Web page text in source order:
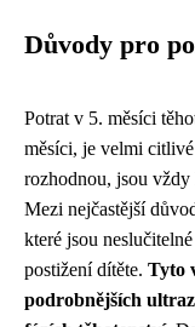
Důvody pro
Potrat v 5. měsíci
měsíci, je velmi
rozhodnou, jsou vždy
Mezi nejčastější
které jsou
postižení dítěte. Tyto
podrobnějších